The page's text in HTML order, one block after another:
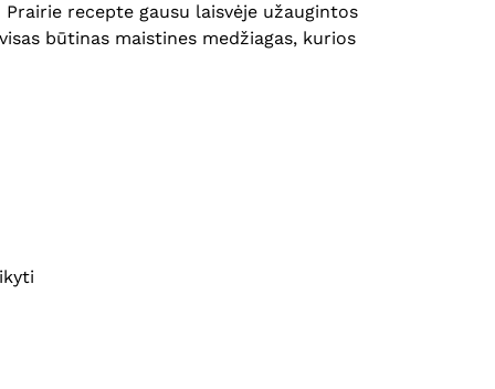
recepte gausu laisvėje užaugintos
būtinas maistines medžiagas, kurios